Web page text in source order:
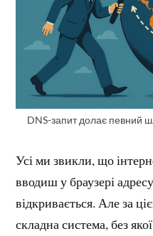
DNS-запит долає певний
Усі ми звикли, що
вводиш у браузері
відкривається. Але за
складна система, без